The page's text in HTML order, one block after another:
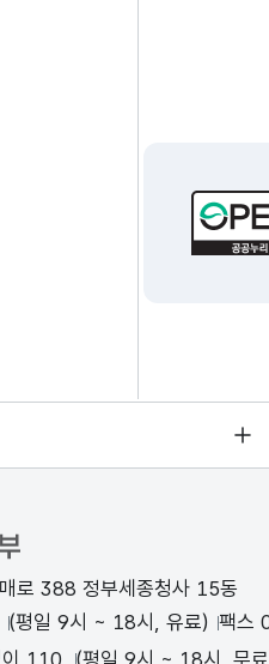
로 388 정부세종청사 15동
(평일 9시 ~ 18시, 유료) 팩스
이 110 (평일 9시 ~ 18시, 무